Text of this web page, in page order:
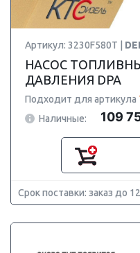
Артикул: 3230F580T |
НАСОС
ДАВЛЕНИЯ DPA
Подходит для артикула
Наличные:
109
Срок поставки: заказ до